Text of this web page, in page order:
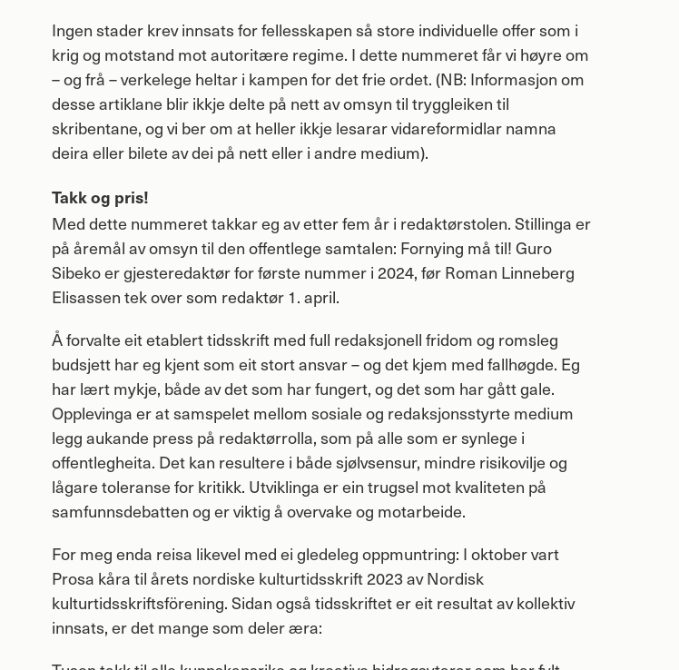
Ingen stader krev innsats for fellesskapen så store individuelle offer som i
krig og motstand mot autoritære regime. I dette nummeret får vi høyre om
– og frå – verkelege heltar i kampen for det frie ordet. (NB: Informasjon om
desse artiklane blir ikkje delte på nett av omsyn til tryggleiken til
skribentane, og vi ber om at heller ikkje lesarar vidareformidlar namna
deira eller bilete av dei på nett eller i andre medium).
Takk og pris!
Med dette nummeret takkar eg av etter fem år i redaktørstolen. Stillinga er
på åremål av omsyn til den offentlege samtalen: Fornying må til! Guro
Sibeko er gjesteredaktør for første nummer i 2024, før Roman Linneberg
Elisassen tek over som redaktør 1. april.
Å forvalte eit etablert tidsskrift med full redaksjonell fridom og romsleg
budsjett har eg kjent som eit stort ansvar – og det kjem med fallhøgde. Eg
har lært mykje, både av det som har fungert, og det som har gått gale.
Opplevinga er at samspelet mellom sosiale og redaksjonsstyrte medium
legg aukande press på redaktørrolla, som på alle som er synlege i
offentlegheita. Det kan resultere i både sjølvsensur, mindre risikovilje og
lågare toleranse for kritikk. Utviklinga er ein trugsel mot kvaliteten på
samfunnsdebatten og er viktig å overvake og motarbeide.
For meg enda reisa likevel med ei gledeleg oppmuntring: I oktober vart
Prosa kåra til årets nordiske kulturtidsskrift 2023 av Nordisk
kulturtidsskriftsförening. Sidan også tidsskriftet er eit resultat av kollektiv
innsats, er det mange som deler æra: